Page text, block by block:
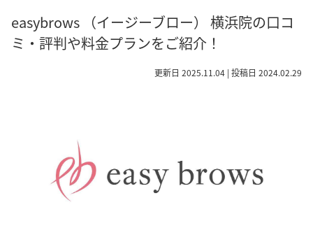
easybrows （イージーブロー） 横浜院の口コ
ミ・評判や料金プランをご紹介！
更新日 2025.11.04 | 投稿日 2024.02.29